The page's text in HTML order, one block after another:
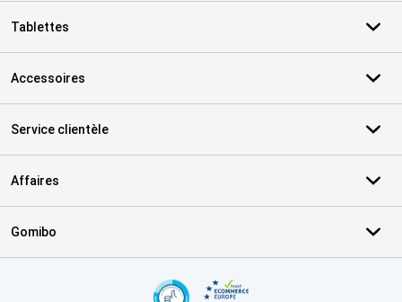
Tablettes
Accessoires
Service clientèle
Affaires
Gomibo